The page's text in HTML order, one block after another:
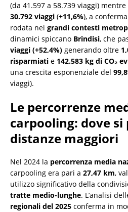
(da 41.597 a 58.739 viaggi) mentre
30.792 viaggi (+11,6%), a
rodata nei grandi contesti
dinamici spiccano Brindisi, che
viaggi (+52,4%) generando oltre
risparmiati e 142.583 kg di CO₂
una crescita esponenziale del
viaggi).
Le percorrenze
carpooling: dove
distanze maggiori
Nel 2024 la percorrenza media
carpooling era pari a 27,47 km,
utilizzo significativo della
tratte medio-lunghe. L’analisi
regionali del 2025 conferma in